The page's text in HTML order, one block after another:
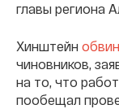
главы региона
Хинштейн
чиновников,
на то, что
пообещал